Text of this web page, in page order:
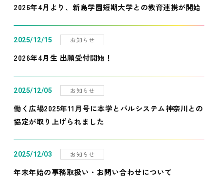
2026年4月より、新島学園短期大学との教育連携が開始
2025/12/15 お知らせ
2026年4月生 出願受付開始！
2025/12/05 お知らせ
働く広場2025年11月号に本学とパルシステム神奈川との
協定が取り上げられました
2025/12/03 お知らせ
年末年始の事務取扱い・お問い合わせについて